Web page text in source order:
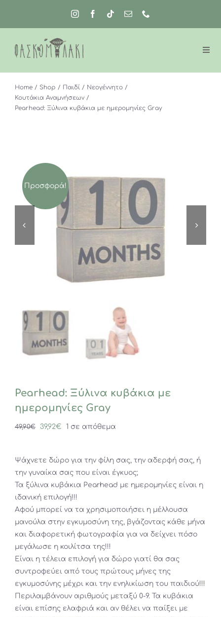
περιεχόμενο
Home Shop Παιδί
Νεογέννητο
Κουτάκια Αναμνήσεων
Pearhead: Ξύλινα κυβάκια με ημερομηνίες Gray
Προσφορά!
Pearhead: Ξύλινα κυβάκια με
ημερομηνίες Gray
49,90€
Original
49,90€.
39,92€ Η
είναι:
39,92€.
1 σε απόθεμα
Ψάχνετε δώρο για την φίλη σας, την αδερφή σας, ή
την γυναίκα σας που είναι έγκυος;
Τα ξύλινα κυβάκια Pearhead με ημερομηνίες είναι η
ιδανική επιλογή!!!
Aφού μπορεί να τα χρησιμοποιήσει η μέλλουσα
μανούλα στην εγκυμοσύνη της, βγάζοντας κάθε μήνα
και διαφορετική φωτογραφία για να δείχνει πόσο
μεγάλωσε η κοιλίτσα της!!!
Είναι η τέλεια επιλογή για δώρο γιατί θα σας
συντροφεύει από τους πρώτους μήνες της
εγκυμοσύνης μέχρι και την ενηλικίωση του παιδιού!!!
Περιλαμβάνουν αριθμούς μεταξύ 0-9. Τα κυβάκια
είναι επίσης ελαφριά και αν θέλει να παίξει με